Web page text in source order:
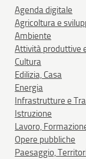
Agenda digitale
Agricoltura e
Ambiente
Attività produttive
Cultura
Edilizia, Casa
Energia
Infrastrutture e
Istruzione
Lavoro,
Opere pubbliche
Paesaggio,